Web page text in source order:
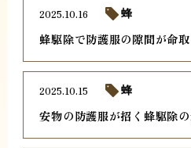
蜂駆除で防護服の隙間が命
2025.10.16 蜂
安物の防護服が招く蜂駆除
2025.10.15 蜂